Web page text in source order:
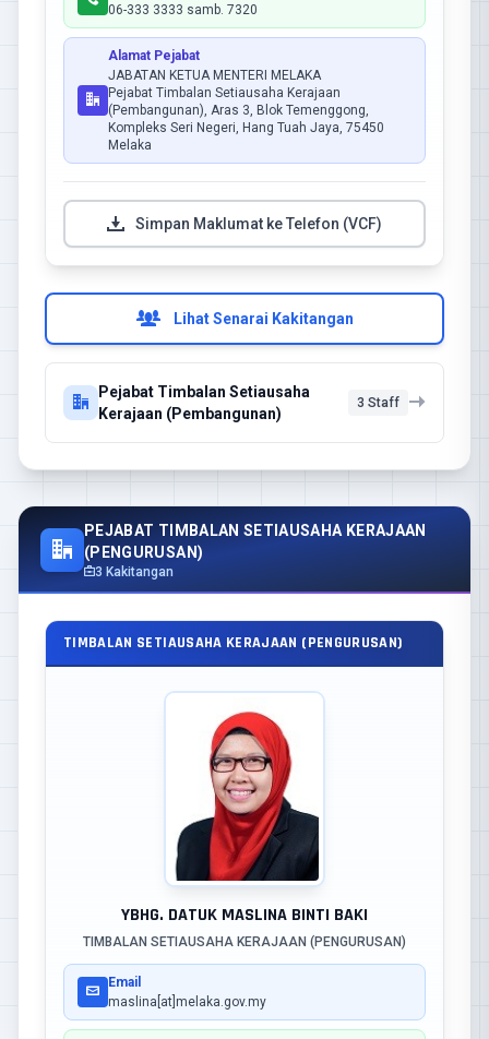
06-333 3333 samb. 7320
Alamat Pejabat
JABATAN KETUA MENTERI MELAKA
Pejabat Timbalan Setiausaha Kerajaan
(Pembangunan), Aras 3, Blok Temenggong,
Kompleks Seri Negeri, Hang Tuah Jaya, 75450
Melaka
Simpan Maklumat ke Telefon (VCF)
Lihat Senarai Kakitangan
Pejabat Timbalan Setiausaha
Kerajaan (Pembangunan)
3 Staff
PEJABAT TIMBALAN SETIAUSAHA KERAJAAN
(PENGURUSAN)
3 Kakitangan
TIMBALAN SETIAUSAHA KERAJAAN (PENGURUSAN)
YBHG. DATUK MASLINA BINTI BAKI
TIMBALAN SETIAUSAHA KERAJAAN (PENGURUSAN)
Email
maslina[at]melaka.gov.my